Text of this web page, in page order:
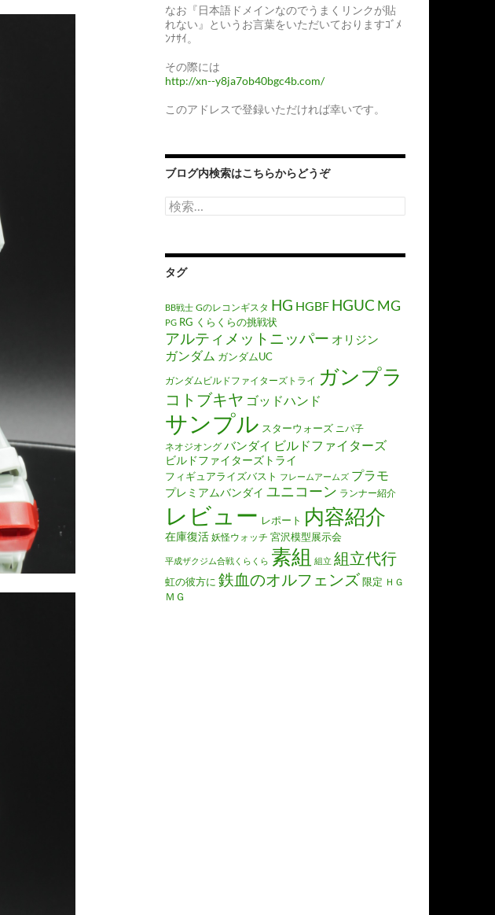
なお『日本語ドメインなのでうまくリンクが貼
れない』というお言葉をいただいておりますｺﾞﾒ
ﾝﾅｻｲ。
その際には
http://xn--y8ja7ob40bgc4b.com/
このアドレスで登録いただければ幸いです。
ブログ内検索はこちらからどうぞ
検
索:
タグ
BB戦士 Gのレコンギスタ HG HGBF HGUC MG
PG RG くらくらの挑戦状
アルティメットニッパー オリジン
ガンダム ガンダムUC
ガンダムビルドファイターズトライ ガンプラ
コトブキヤ ゴッドハンド
サンプル スターウォーズ ニパ子
ネオジオング バンダイ ビルドファイターズ
ビルドファイターズトライ
フィギュアライズバスト フレームアームズ プラモ
プレミアムバンダイ ユニコーン ランナー紹介
レビュー レポート 内容紹介
在庫復活 妖怪ウォッチ 宮沢模型展示会
平成ザクジム合戦くらくら 素組 組立 組立代行
虹の彼方に 鉄血のオルフェンズ限定 ＨＧ
ＭＧ